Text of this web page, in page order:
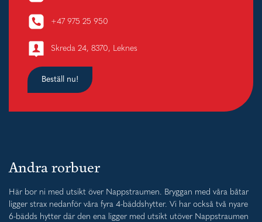
+47 975 25 950
Skreda 24, 8370, Leknes
Beställ nu!
Andra rorbuer
Här bor ni med utsikt över Nappstraumen. Bryggan med våra båtar
ligger strax nedanför våra fyra 4-bäddshytter. Vi har också två nyare
6-bädds hytter där den ena ligger med utsikt utöver Nappstraumen